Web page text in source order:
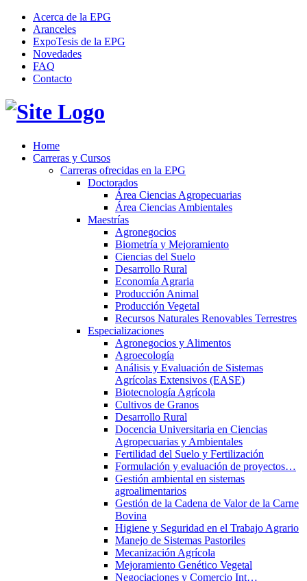
Acerca de la EPG
Aranceles
ExpoTesis de la EPG
Novedades
FAQ
Contacto
Home
Carreras y Cursos
Carreras ofrecidas en la EPG
Doctorados
Área Ciencias Agropecuarias
Área Ciencias Ambientales
Maestrías
Agronegocios
Biometría y Mejoramiento
Ciencias del Suelo
Desarrollo Rural
Economía Agraria
Producción Animal
Producción Vegetal
Recursos Naturales Renovables Terrestres
Especializaciones
Agronegocios y Alimentos
Agroecología
Análisis y Evaluación de Sistemas
Agrícolas Extensivos (EASE)
Biotecnología Agrícola
Cultivos de Granos
Desarrollo Rural
Docencia Universitaria en Ciencias
Agropecuarias y Ambientales
Fertilidad del Suelo y Fertilización
Formulación y evaluación de proyectos…
Gestión ambiental en sistemas
agroalimentarios
Gestión de la Cadena de Valor de la Carne
Bovina
Higiene y Seguridad en el Trabajo Agrario
Manejo de Sistemas Pastoriles
Mecanización Agrícola
Mejoramiento Genético Vegetal
Negociaciones y Comercio Int…